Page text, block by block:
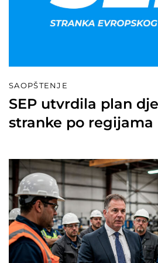
SAOPŠTENJE
SEP utvrdila plan
stranke po regijama